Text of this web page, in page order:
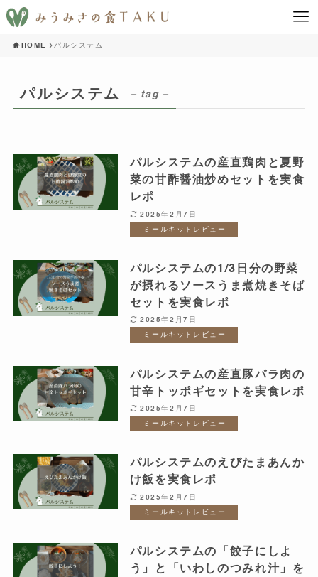
HOME パルシステム
パルシステム – tag –
パルシステムの産直鶏肉と夏野
菜の甘酢醤油炒めセットを実食
レポ
2025年2月7日
ミールキットレビュー
パルシステムの1/3日分の野菜
が摂れるソースうま煮焼きそば
セットを実食レポ
2025年2月7日
ミールキットレビュー
パルシステムの産直豚バラ肉の
甘辛トッポギセットを実食レポ
2025年2月7日
ミールキットレビュー
パルシステムのえびたまあんか
け飯を実食レポ
2025年2月7日
ミールキットレビュー
パルシステムの「餃子にしよ
う」と「いわしのつみれ汁」を